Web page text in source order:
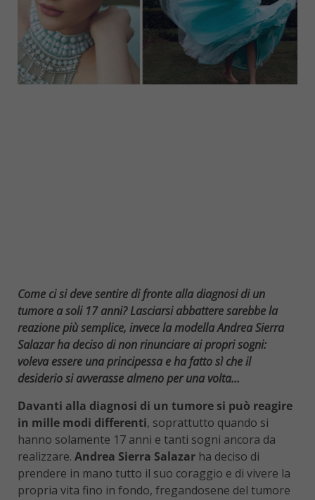
Come ci si deve sentire di fronte alla diagnosi di un
tumore a soli 17 anni? Lasciarsi abbattere sarebbe la
reazione più semplice, invece la modella Andrea Sierra
Salazar ha deciso di non rinunciare ai propri sogni:
voleva essere una principessa e ha fatto sì che il
desiderio si avverasse almeno per una volta…
Davanti alla diagnosi di un tumore si può reagire
in mille modi differenti, soprattutto quando si
hanno solamente 17 anni e tanti sogni ancora da
realizzare. Andrea Sierra Salazar ha deciso di
prendere in mano tutto il suo coraggio e di vivere la
propria vita fino in fondo, fregandosene del tumore